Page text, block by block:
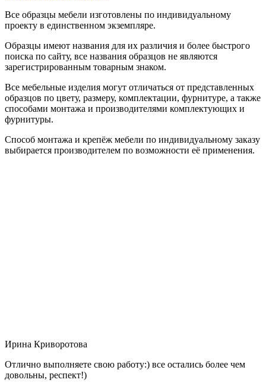
Все образцы мебели изготовлены по индивидуальному
проекту в единственном экземпляре.
Образцы имеют названия для их различия и более быстрого
поиска по сайту, все названия образцов не являются
зарегистрированным товарным знаком.
Все мебельные изделия могут отличаться от представленных
образцов по цвету, размеру, комплектации, фурнитуре, а также
способами монтажа и производителями комплектующих и
фурнитуры.
Способ монтажа и крепёж мебели по индивидуальному заказу
выбирается производителем по возможности её применения.
Ирина Криворотова
Отлично выполняете свою работу:) все остались более чем
довольны, респект!)